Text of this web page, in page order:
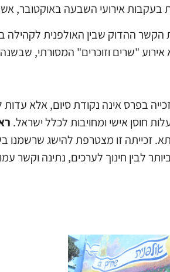
אירועי השבעה באוקטובר,
ההדוק שבין האולפנית
אירוע "שרים וזוכרים" המסורתי,
בפרס אינה נקודת סיום, אלא
חוסן אישי ומחויבות לכלל ישראל.
זכייתה זו מצטרפת להישג שרשמנו
ביותר לבין חינוך לערכים, נתינה